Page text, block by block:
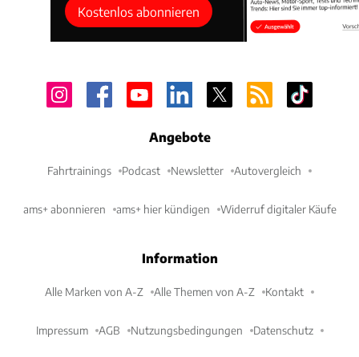
Kostenlos abonnieren
Angebote
Fahrtrainings Podcast Newsletter Autovergleich
ams+ abonnieren ams+ hier kündigen Widerruf digitaler Käufe
Information
Alle Marken von A-Z Alle Themen von A-Z Kontakt
Impressum AGB Nutzungsbedingungen Datenschutz